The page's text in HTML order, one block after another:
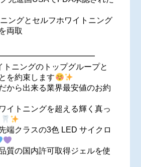
ングとセルフホワイトニング
両取
トニングのトップグループと
を約束します
から出来る業界最安値のお約
イトニングを超える輝く真っ
端クラスの3色 LED サイクロ
質の国内許可取得ジェルを使